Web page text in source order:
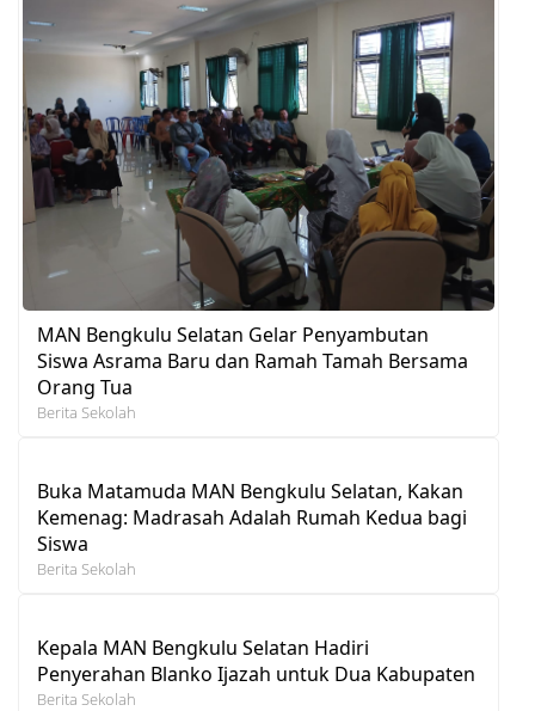
MAN Bengkulu Selatan Gelar Penyambutan
Siswa Asrama Baru dan Ramah Tamah Bersama
Orang Tua
Berita Sekolah
Buka Matamuda MAN Bengkulu Selatan, Kakan
Kemenag: Madrasah Adalah Rumah Kedua bagi
Siswa
Berita Sekolah
Kepala MAN Bengkulu Selatan Hadiri
Penyerahan Blanko Ijazah untuk Dua Kabupaten
Berita Sekolah